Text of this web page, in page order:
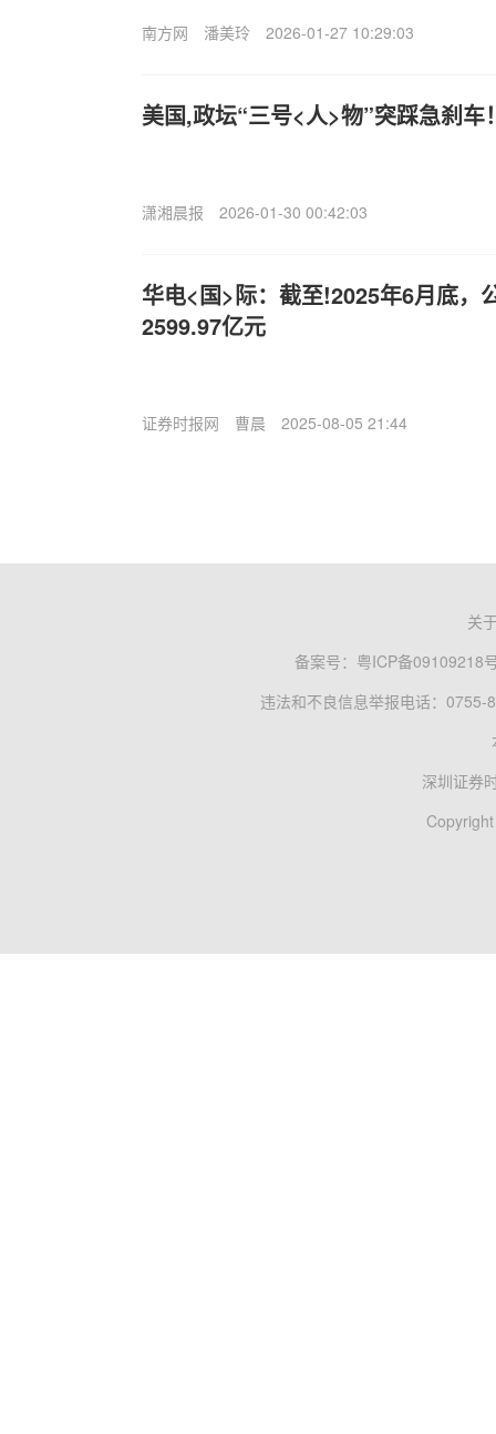
南方网 潘美玲 2026-01-27 10:29:03
美国,政坛“三号<人>物”突踩急刹
潇湘晨报 2026-01-30 00:42:03
华电<国>际：截至!2025年6月底，
2599.97亿元
证券时报网 曹晨 2025-08-05 21:44
关
备案号： 粤ICP备09109218
违法和不良信息举报电话：0755-
深圳证券